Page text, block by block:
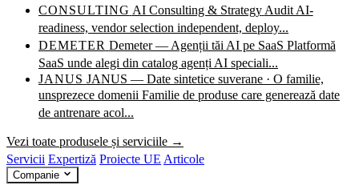
CONSULTING AI Consulting & Strategy Audit AI-
readiness, vendor selection independent, deploy...
DEMETER Demeter — Agenții tăi AI pe SaaS Platformă
SaaS unde alegi din catalog agenți AI speciali...
JANUS JANUS — Date sintetice suverane · O familie,
unsprezece domenii Familie de produse care generează date
de antrenare acol...
Vezi toate produsele și serviciile →
Servicii Expertiză Proiecte UE Articole
Companie